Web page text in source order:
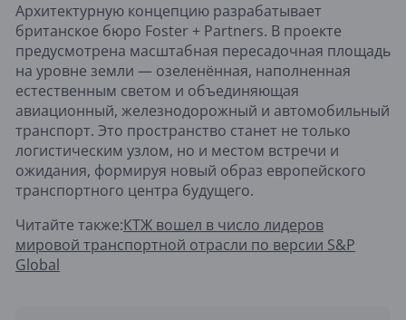
Архитектурную концепцию разрабатывает
британское бюро Foster + Partners. В проекте
предусмотрена масштабная пересадочная площадь
на уровне земли — озеленённая, наполненная
естественным светом и объединяющая
авиационный, железнодорожный и автомобильный
транспорт. Это пространство станет не только
логистическим узлом, но и местом встречи и
ожидания, формируя новый образ европейского
транспортного центра будущего.
Читайте также:КТЖ вошел в число лидеров
мировой транспортной отрасли по версии S&P
Global